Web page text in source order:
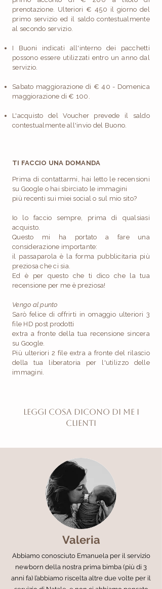
prenotazione. Ulteriori € 450 il giorno del
primo servizio ed il saldo contestualmente
al secondo servizio.
I Buoni indicati all'interno dei pacchetti
possono essere utilizzati entro un anno dal
servizio.
Sabato maggiorazione di € 40 - Domenica
maggiorazione di € 100.
L'acquisto del Voucher prevede il saldo
contestualmente all'invio del Buono.
TI FACCIO UNA DOMANDA
Prima di contattarmi, hai letto le recensioni
su Google o hai sbirciato le immagini
più recenti sui miei social o sul mio sito?
Io lo faccio sempre, prima di qualsiasi
acquisto.
Questo mi ha portato a fare una
considerazione importante:
il passaparola è la forma pubblicitaria più
preziosa che ci sia.
Ed è per questo che ti dico che la tua
recensione per me è preziosa!
Vengo al punto
Sarò felice di offrirti in omaggio ulteriori 3
file HD post prodotti
extra a fronte della tua recensione sincera
su Google.
Più ulteriori 2 file extra a fronte del rilascio
della tua liberatoria per l'utilizzo delle
immagini.
Leggi cosa dicono di me i
clienti
Valeria
Abbiamo conosciuto Emanuela per il servizio
newborn della nostra prima bimba (più di 3
anni fa) l’abbiamo riscelta altre due volte per il